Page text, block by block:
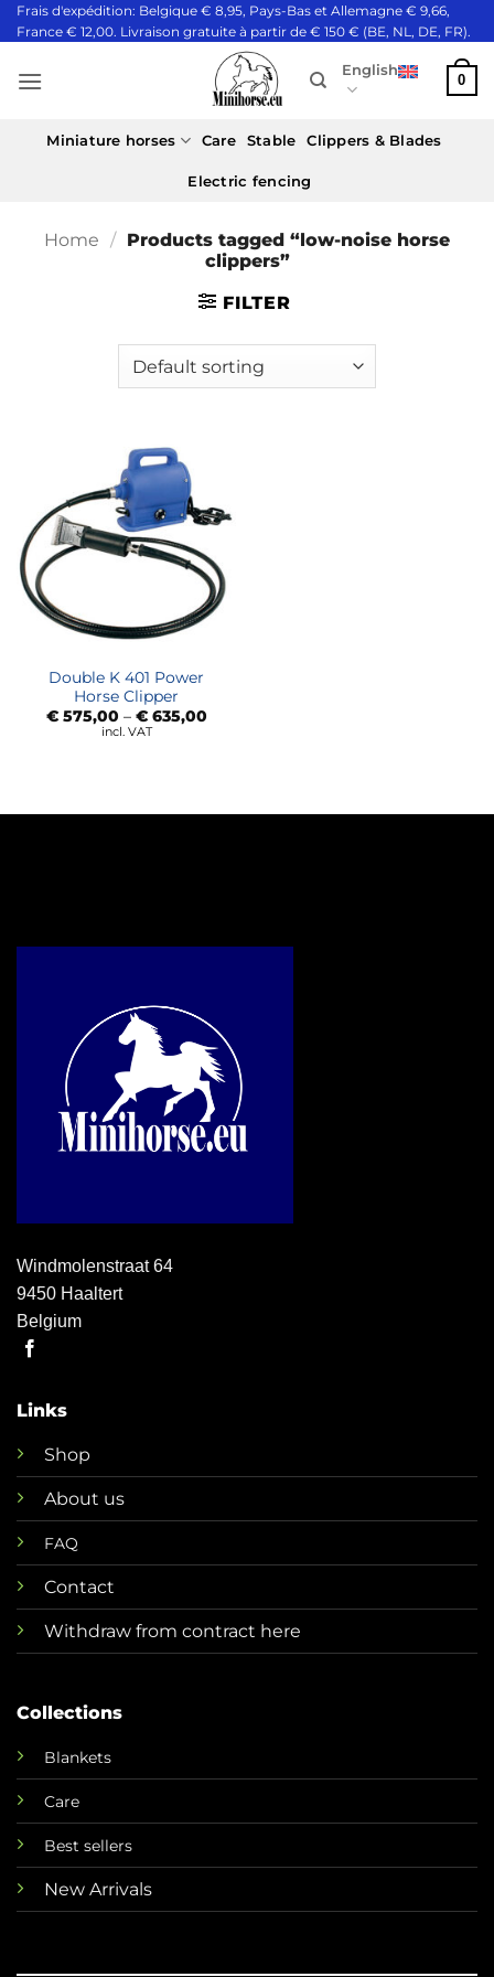
Skip
to
Frais d'expédition: Belgique € 8,95, Pays-Bas et Allemagne € 9,66,
France € 12,00. Livraison gratuite à partir de € 150 € (BE, NL, DE, FR).
English
0
Miniature horses Care Stable Clippers & Blades
Electric fencing
Home / Products tagged “low-noise horse
clippers”
FILTER
Double K 401 Power
Horse Clipper
€575,00 – €635,00Price
incl. VAT
Windmolenstraat 64
9450 Haaltert
Belgium
Links
Shop
About us
FAQ
Contact
Withdraw from contract here
Collections
Blankets
Care
Best sellers
New Arrivals